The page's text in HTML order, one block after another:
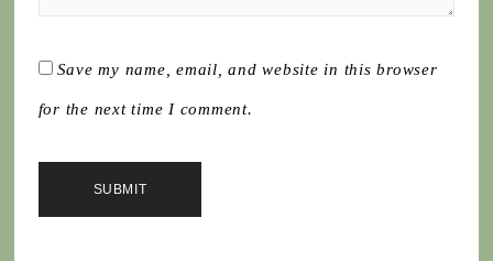
Save my name, email, and website in this browser
for the next time I comment.